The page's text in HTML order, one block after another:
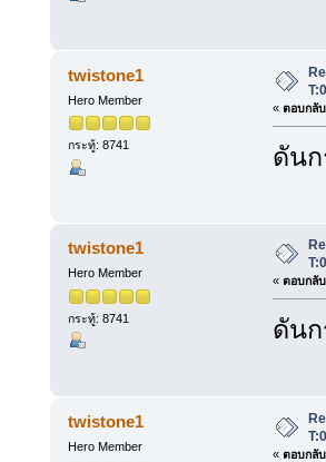
twistone1
Hero Member
กระทู้: 8741
« ตอบกลั
ดัน
twistone1
Hero Member
กระทู้: 8741
« ตอบกลั
ดัน
twistone1
Hero Member
« ตอบกลั